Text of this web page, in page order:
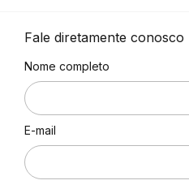
Fale diretamente conosco
Nome completo
E-mail